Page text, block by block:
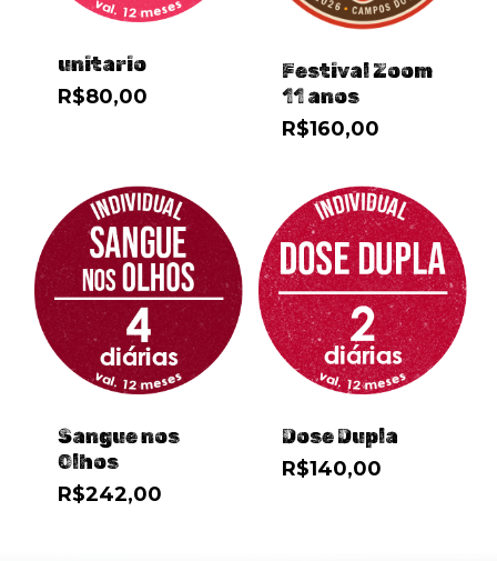
unitario
R$80,00
Festival Zoom
11 anos
R$160,00
Sangue nos
Olhos
R$242,00
Dose Dupla
R$140,00